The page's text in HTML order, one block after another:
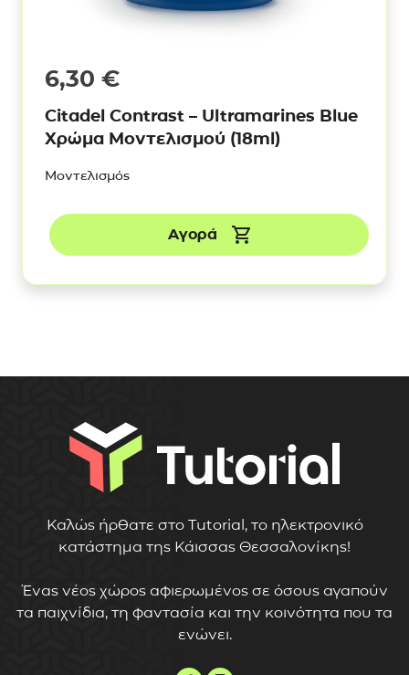
6,30 €
Citadel Contrast – Ultramarines Blue
Χρώμα Μοντελισμού (18ml)
Μοντελισμός
Αγορά
Καλώς ήρθατε στο Tutorial, το ηλεκτρονικό
κατάστημα της Κάισσας Θεσσαλονίκης!
Ένας νέος χώρος αφιερωμένος σε όσους αγαπούν
τα παιχνίδια, τη φαντασία και την κοινότητα που τα
ενώνει.